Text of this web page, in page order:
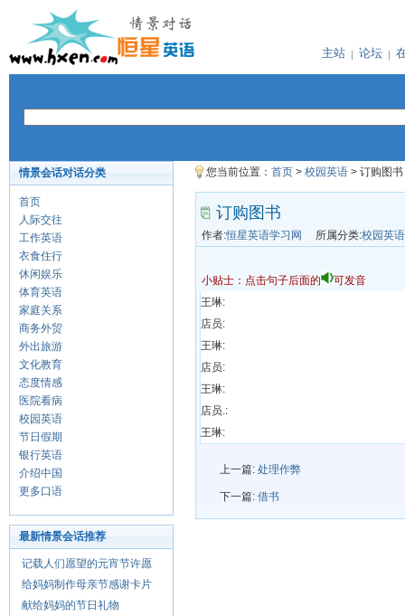
主站 论坛
情景会话对话分类
首页
人际交往
工作英语
衣食住行
休闲娱乐
体育英语
家庭关系
商务外贸
外出旅游
文化教育
态度情感
医院看病
校园英语
节日假期
银行英语
介绍中国
更多口语
最新情景会话推荐
记载人们愿望的元宵节许愿
给妈妈制作母亲节感谢卡片
献给妈妈的节日礼物
您当前位置： 首页 > 校园英语 > 订购图书
订购图书
作者:恒星英语学习网 所属分类:校园英语
小贴士：点击句子后面的
可发音
王琳:
店员:
王琳:
店员:
王琳:
店员.:
王琳:
上一篇: 处理作弊
下一篇: 借书